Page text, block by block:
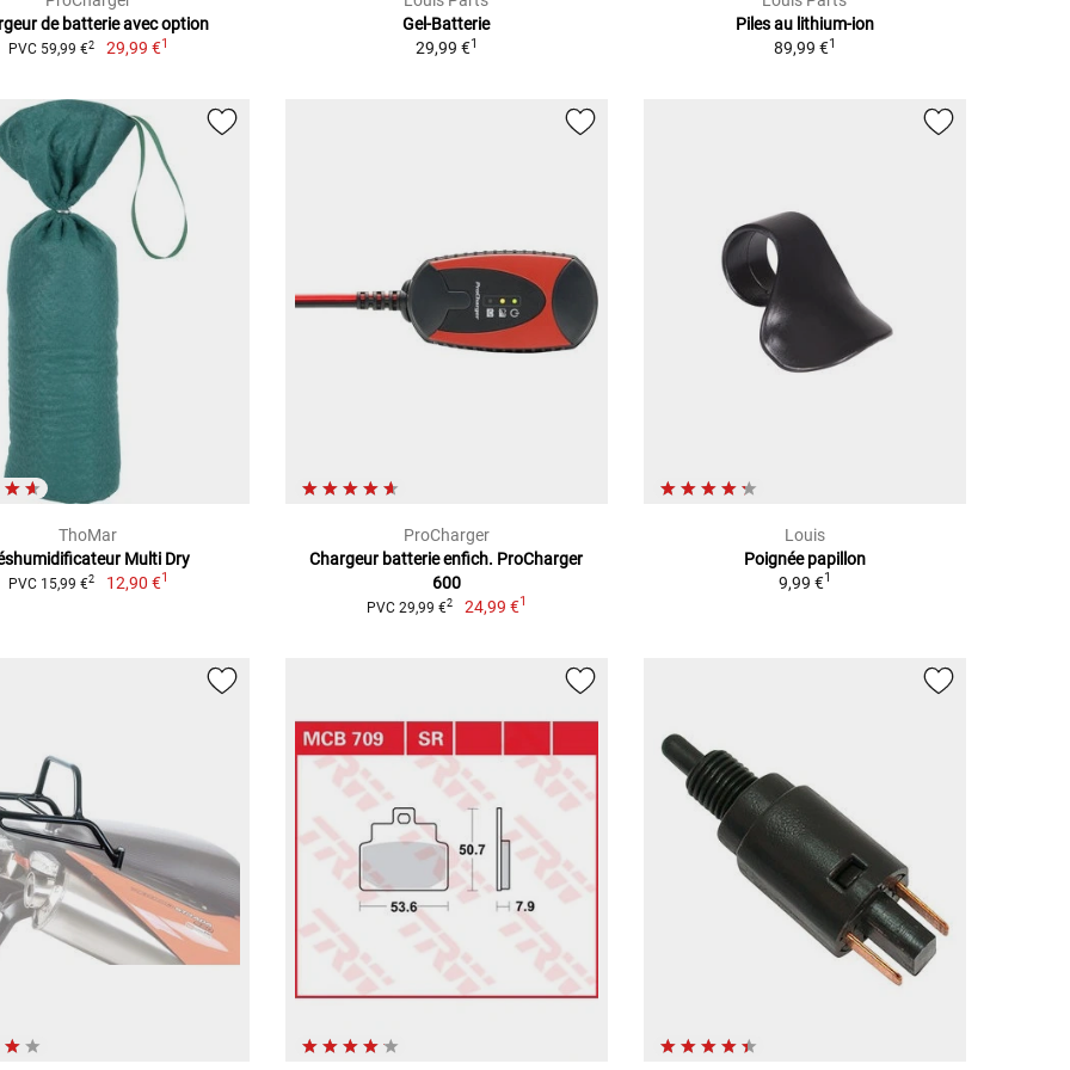
de batterie avec option
PVC 59,99 €2 29,99 €1
Gel-Batterie
29,99 €1
Piles au lithium-ion
89,99 €1
ThoMar
Multi Dry
PVC 15,99 €2 12,90 €1
ProCharger
Chargeur batterie enfich. ProCharger
600
PVC 29,99 €2 24,99 €1
Louis
Poignée papillon
9,99 €1